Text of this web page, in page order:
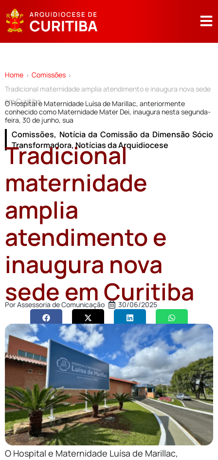
Home > Comissões >
Tradicional maternidade amplia atendimento e inaugura nova sede
em Curitiba
O Hospital e Maternidade Luísa de Marillac, anteriormente
conhecido como Maternidade Mater Dei, inaugura nesta segunda-
feira, 30 de junho, sua
Comissões, Notícia da Comissão da Dimensão Sócio
Transformadora,Notícias da Arquidiocese
Tradicional
maternidade
amplia
atendimento e
inaugura nova
sede em Curitiba
PorAssessoria de Comunicação 30/06/2025
O Hospital e Maternidade Luísa de Marillac,